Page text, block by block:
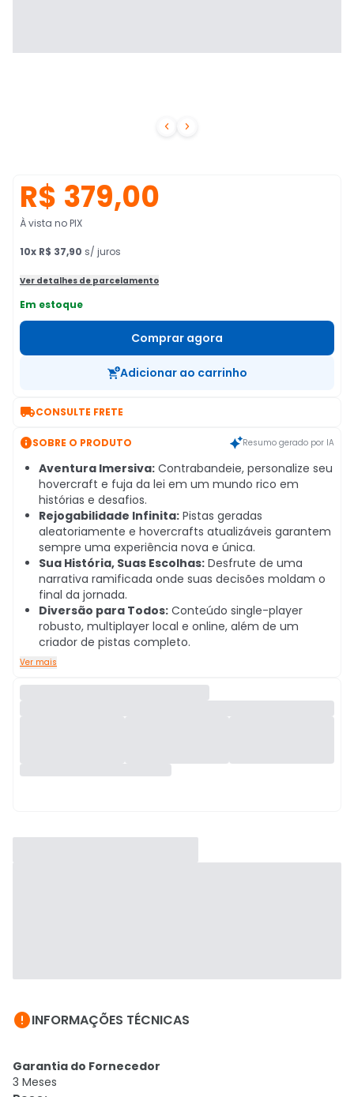
 
R$ 379,00
À vista no PIX
10x R$ 37,90 s/ juros
Ver detalhes de parcelamento
Em estoque
Comprar agora
Adicionar ao carrinho
CONSULTE FRETE
SOBRE O PRODUTO Resumo gerado por IA
Aventura Imersiva: Contrabandeie, personalize seu
hovercraft e fuja da lei em um mundo rico em
histórias e desafios.
Rejogabilidade Infinita: Pistas geradas
aleatoriamente e hovercrafts atualizáveis garantem
sempre uma experiência nova e única.
Sua História, Suas Escolhas: Desfrute de uma
narrativa ramificada onde suas decisões moldam o
final da jornada.
Diversão para Todos: Conteúdo single-player
robusto, multiplayer local e online, além de um
criador de pistas completo.
Ver mais
INFORMAÇÕES TÉCNICAS
Garantia do Fornecedor
3 Meses